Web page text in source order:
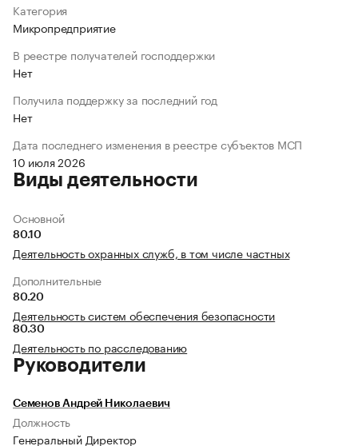
Категория
Микропредприятие
В реестре получателей господдержки
Нет
Получила поддержку за последний год
Нет
Дата последнего изменения в реестре субъектов МСП
10 июля 2026
Виды деятельности
Основной
80.10
Деятельность охранных служб, в том числе частных
Дополнительные
80.20
Деятельность систем обеспечения безопасности
80.30
Деятельность по расследованию
Руководители
Семенов Андрей Николаевич
Должность
Генеральный Директор